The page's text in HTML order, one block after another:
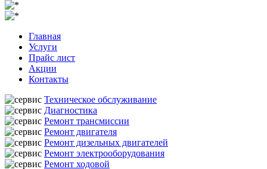
Главная
Услуги
Прайс лист
Акции
Контакты
Техническое обслуживание
Диагностика
Ремонт трансмиссии
Ремонт двигателя
Ремонт дизельных двигателей
Ремонт электрооборудования
Ремонт ходовой